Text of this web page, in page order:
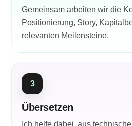
Gemeinsam arbeiten wir die
Positionierung, Story,
relevanten Meilensteine.
3
Übersetzen
Ich helfe dabei, aus